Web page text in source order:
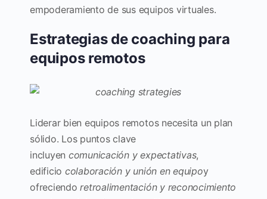
empoderamiento de sus equipos virtuales.
Estrategias de coaching para
equipos remotos
Liderar bien equipos remotos necesita un plan
sólido. Los puntos clave
incluyen comunicación y expectativas,
edificio colaboración y unión en equipoy
ofreciendoretroalimentación y reconocimiento